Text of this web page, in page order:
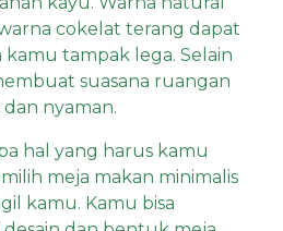
cokelat terang dapat
tampak lega. Selain
suasana ruangan
nyaman.
hal yang harus kamu
meja makan minimalis
kamu. Kamu bisa